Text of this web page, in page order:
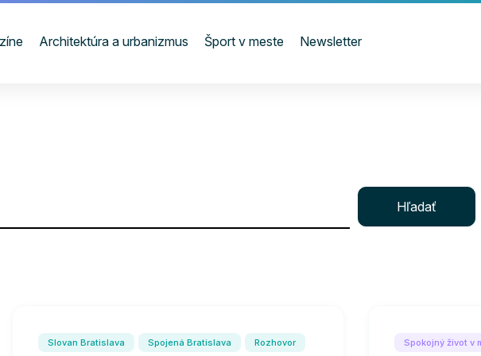
Architektúra a urbanizmus Šport v meste Newsletter
Hľadať
Slovan Bratislava Spojená Bratislava Rozhovor Spokojný život v